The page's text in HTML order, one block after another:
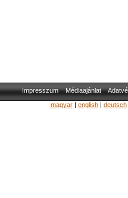
Impresszum Médiaajánlat
magyar| english| deutsch